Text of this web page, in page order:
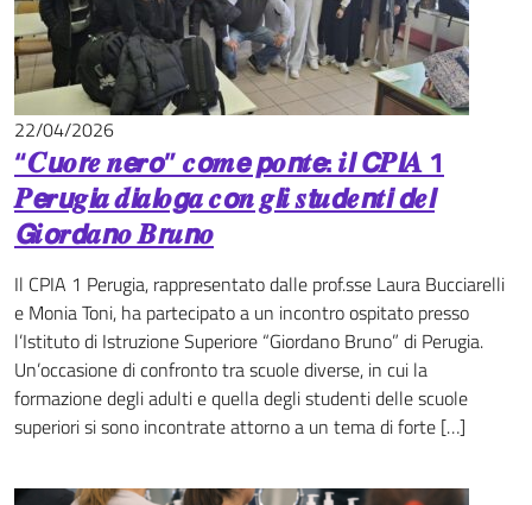
22/04/2026
“𝑪𝙪𝒐𝙧𝒆 𝒏𝙚𝒓𝙤” 𝒄𝙤𝒎𝙚 𝙥𝒐𝙣𝒕𝙚: 𝒊𝙡 𝘾𝑷𝙄𝑨 1
𝑷𝙚𝒓𝙪𝒈𝙞𝒂 𝒅𝙞𝒂𝙡𝒐𝙜𝒂 𝒄𝙤𝒏 𝒈𝙡𝒊 𝒔𝙩𝒖𝙙𝒆𝙣𝒕𝙞 𝙙𝒆𝙡
𝙂𝒊𝙤𝒓𝙙𝒂𝙣𝒐 𝑩𝙧𝒖𝙣𝒐
Il CPIA 1 Perugia, rappresentato dalle prof.sse Laura Bucciarelli
e Monia Toni, ha partecipato a un incontro ospitato presso
l’Istituto di Istruzione Superiore “Giordano Bruno” di Perugia.
Un’occasione di confronto tra scuole diverse, in cui la
formazione degli adulti e quella degli studenti delle scuole
superiori si sono incontrate attorno a un tema di forte […]